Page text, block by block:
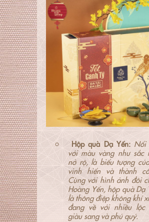
Hộp quà Dạ Yến: Nổi
với màu vàng như sắc
nở rộ, là biểu tượng
vinh hiển và thành
Cùng với hình ảnh đôi
Hoàng Yến, hộp quà Dạ
là thông điệp không khí
đang về với nhiều lộc
giàu sang và phú quý.